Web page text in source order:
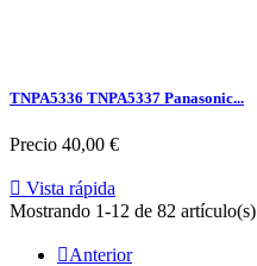
TNPA5336 TNPA5337 Panasonic...
Precio 40,00 €
 Vista rápida
Mostrando 1-12 de 82 artículo(s)
Anterior